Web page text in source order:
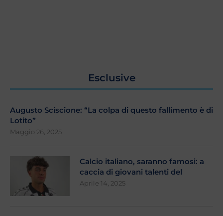
Esclusive
Augusto Sciscione: “La colpa di questo fallimento è di
Lotito”
Maggio 26, 2025
Calcio italiano, saranno famosi: a
caccia di giovani talenti del
Aprile 14, 2025